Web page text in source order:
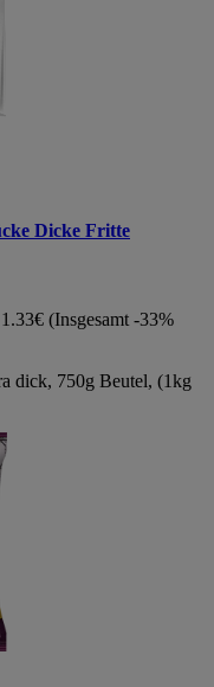
Dicke Fritte
(Insgesamt -33%
dick, 750g Beutel, (1kg